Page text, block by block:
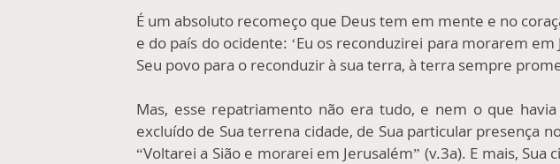
É um absoluto recomeço que Deus tem em mente e no
e do país do ocidente: ‘Eu os reconduzirei para morarem
Seu povo para o reconduzir à sua terra, à terra sempre
Mas, esse repatriamento não era tudo, e nem o que
excluído de Sua terrena cidade, de Sua particular presença
“Voltarei a Sião e morarei em Jerusalém” (v.3a). E mais,